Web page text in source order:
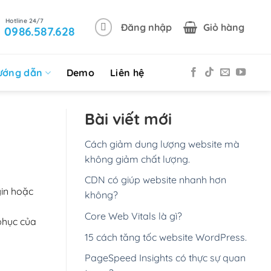
0986.587.628 Đăng nhập Giỏ hàng
dẫn Demo Liên hệ
hoặc
của
Bài viết mới
Cách giảm dung lượng website mà
không giảm chất lượng.
CDN có giúp website nhanh hơn
không?
Core Web Vitals là gì?
15 cách tăng tốc website WordPress.
PageSpeed Insights có thực sự quan